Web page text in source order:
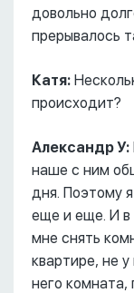
довольно
прерывалось
Катя:
происходит?
Александр У:
наше с ним
дня. Поэтому
еще и еще. И в
мне снять
квартире, не
него комната,